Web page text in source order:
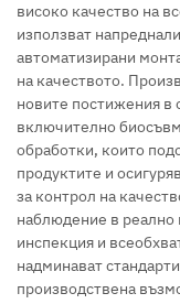
високо качество на
използват
автоматизирани
на качеството.
новите постижения в
включително
обработки, които
продуктите и
за контрол на
наблюдение в реално
инспекция и
надминават
производствена